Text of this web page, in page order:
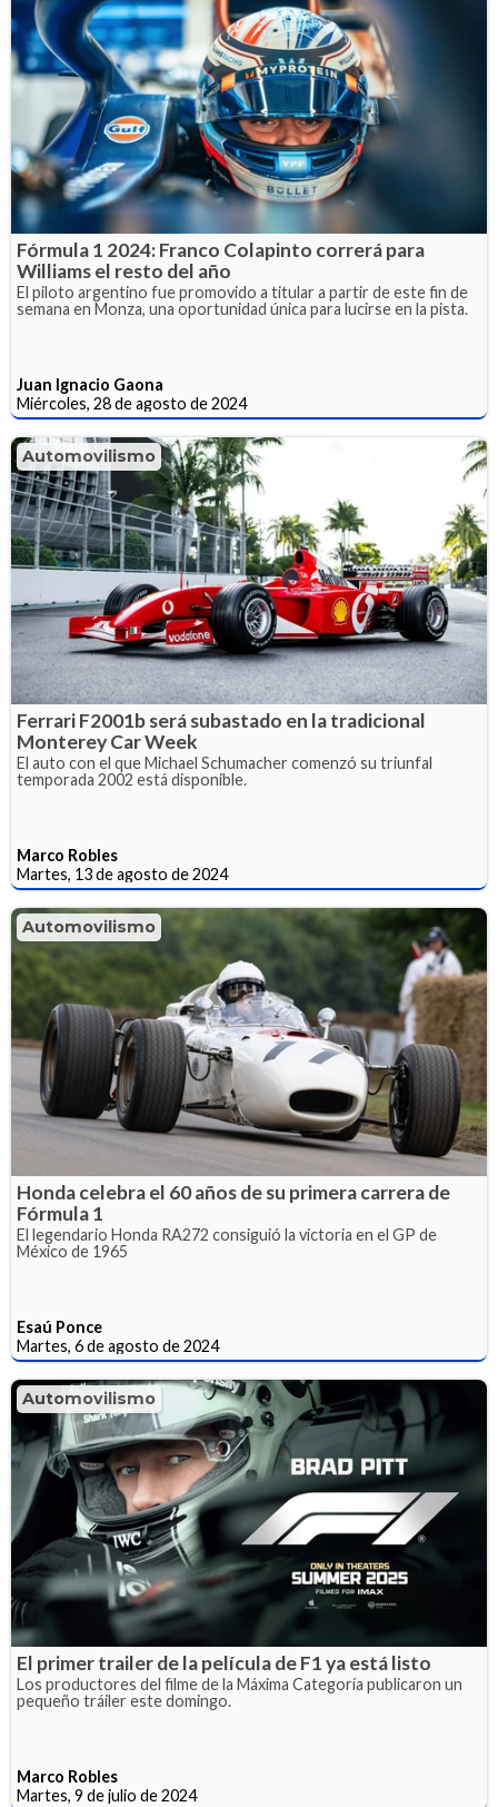
Fórmula 1 2024: Franco Colapinto correrá para
Williams el resto del año
El piloto argentino fue promovido a titular a partir de este fin de
semana en Monza, una oportunidad única para lucirse en la pista.
Juan Ignacio Gaona
Miércoles, 28 de agosto de 2024
Automovilismo
Ferrari F2001b será subastado en la tradicional
Monterey Car Week
El auto con el que Michael Schumacher comenzó su triunfal
temporada 2002 está disponible.
Marco Robles
Martes, 13 de agosto de 2024
Automovilismo
Honda celebra el 60 años de su primera carrera de
Fórmula 1
El legendario Honda RA272 consiguió la victoria en el GP de
México de 1965
Esaú Ponce
Martes, 6 de agosto de 2024
Automovilismo
El primer trailer de la película de F1 ya está listo
Los productores del filme de la Máxima Categoría publicaron un
pequeño tráiler este domingo.
Marco Robles
Martes, 9 de julio de 2024